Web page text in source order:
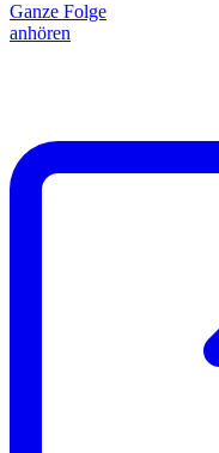
Ganze Folge
anhören